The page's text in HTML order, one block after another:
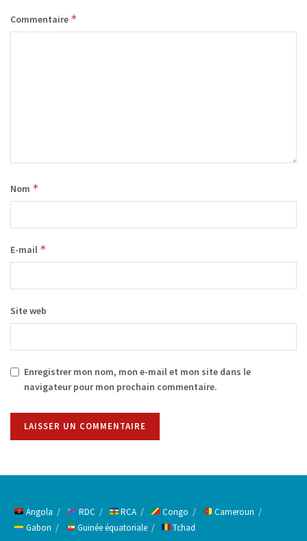
Commentaire *
Nom *
E-mail *
Site web
Enregistrer mon nom, mon e-mail et mon site dans le
navigateur pour mon prochain commentaire.
Angola RDC RCA Congo
Cameroun
Gabon
Guinée équatoriale Tchad